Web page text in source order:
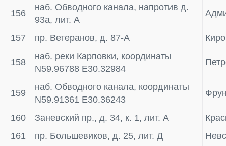
156
наб. Обводного канала, напротив д.
93а, лит. А
157 пр. Ветеранов, д. 87-А
158
наб. реки Карповки, координаты
N59.96788 E30.32984
159
наб. Обводного канала, координаты
N59.91361 E30.36243
160 Заневский пр., д. 34, к. 1, лит. А
161
пр. Большевиков, д. 25, лит. Д